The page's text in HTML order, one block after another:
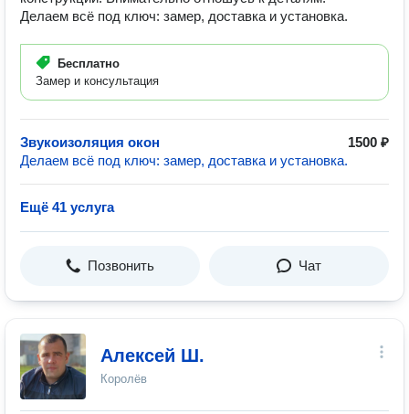
Делаем всё под ключ: замер, доставка и установка.
Бесплатно
Замер и консультация
Звукоизоляция окон
1500 ₽
Делаем всё под ключ: замер, доставка и установка.
Ещё 41 услуга
Позвонить Чат
Алексей Ш.
Королёв